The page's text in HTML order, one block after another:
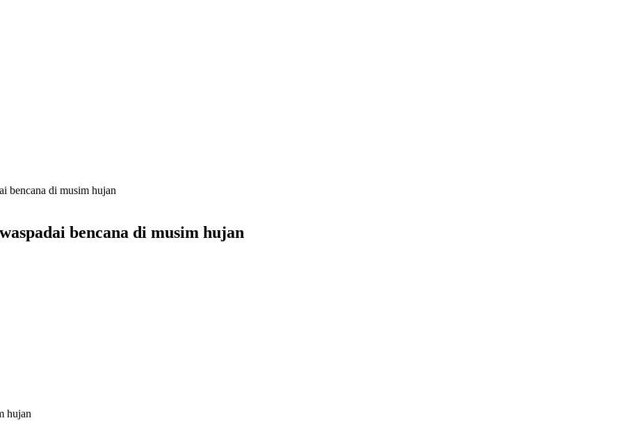
bencana di musim hujan
bencana di musim hujan
hujan